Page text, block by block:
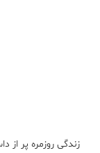
زندگی روزمره پر